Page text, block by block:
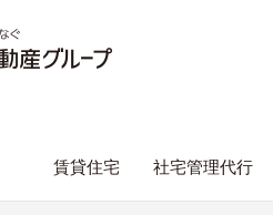
賃貸住宅 社宅管理代行